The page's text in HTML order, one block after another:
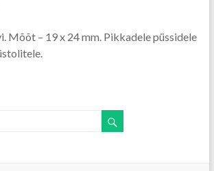
Mõõt – 19 x 24 mm. Pikkadele püssidele